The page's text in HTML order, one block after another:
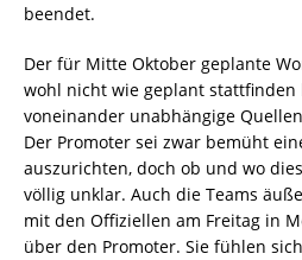
beendet.
Der für Mitte Oktober geplante
wohl nicht wie geplant stattfinden
voneinander unabhängige
Der Promoter sei zwar bemüht
auszurichten, doch ob und wo
völlig unklar. Auch die Teams
mit den Offiziellen am Freitag in
über den Promoter. Sie fühlen